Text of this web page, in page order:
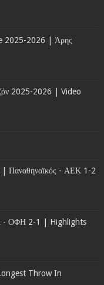
2025-2026 | Άρης
2025-2026 | Video
| Παναθηναϊκός - ΑΕΚ 1-2
- ΟΦΗ 2-1 | Highlights
Throw In